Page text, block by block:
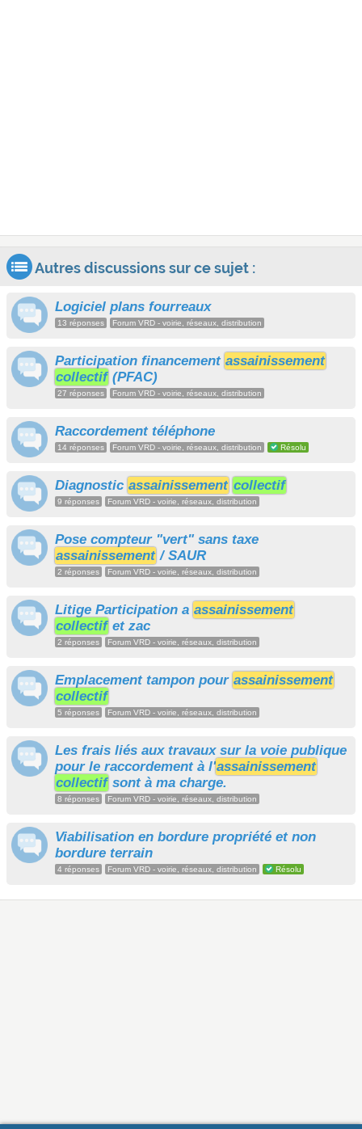
Autres discussions sur ce sujet :
Logiciel plans fourreaux
13 réponses Forum VRD - voirie, réseaux, distribution
Participation financement assainissement
collectif (PFAC)
27 réponses Forum VRD - voirie, réseaux, distribution
Raccordement téléphone
14 réponses Forum VRD - voirie, réseaux, distribution Résolu
Diagnostic assainissement collectif
9 réponses Forum VRD - voirie, réseaux, distribution
Pose compteur "vert" sans taxe
assainissement / SAUR
2 réponses Forum VRD - voirie, réseaux, distribution
Litige Participation a assainissement
collectif et zac
2 réponses Forum VRD - voirie, réseaux, distribution
Emplacement tampon pour assainissement
collectif
5 réponses Forum VRD - voirie, réseaux, distribution
Les frais liés aux travaux sur la voie publique
pour le raccordement à l'assainissement
collectif sont à ma charge.
8 réponses Forum VRD - voirie, réseaux, distribution
Viabilisation en bordure propriété et non
bordure terrain
4 réponses Forum VRD - voirie, réseaux, distribution Résolu